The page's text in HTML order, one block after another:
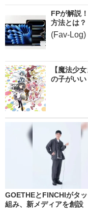
FPが解説
方法とは？
(Fav-Log)
【魔法少
の子がい
GOETHEとFINCHIがタ
組み、新メディアを創設